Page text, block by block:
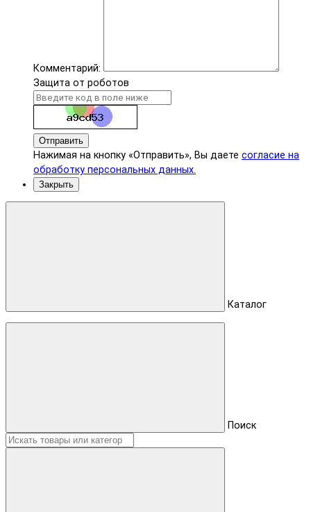
Комментарий:
Защита от роботов
Отправить
Нажимая на кнопку «Отправить», Вы даете согласие на
обработку персональных данных.
Закрыть
Каталог
Поиск